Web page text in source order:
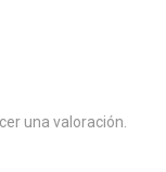
una valoración.